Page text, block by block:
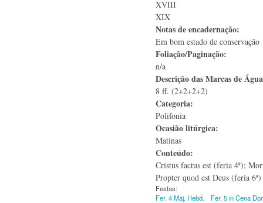
XVIII
XIX
Notas de encadernação:
Em bom estado de conservação
Foliação/Paginação:
n/a
Descrição das Marcas de
8 ff. (2+2+2+2)
Categoria:
Polifonia
Ocasião litúrgica:
Matinas
Conteúdo:
Cristus factus est (feria 4ª);
Propter quod est Deus (feria 6ª)
Festas:
Fer. 4 Maj. Hebd.
Fer. 5 in Cena